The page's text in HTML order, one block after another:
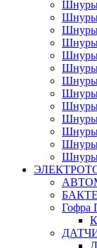
Шнуры
Шнуры
Шнуры
Шнуры
Шнуры
Шнуры
Шнуры
Шнуры
Шнуры
Гофра